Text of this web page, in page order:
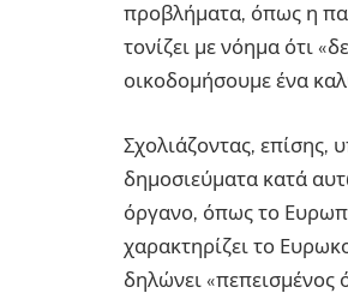
προβλήματα, όπως η
τονίζει με νόημα ότι
οικοδομήσουμε ένα
Σχολιάζοντας, επίσης,
δημοσιεύματα κατά
όργανο, όπως το
χαρακτηρίζει το
δηλώνει «πεπεισμένος